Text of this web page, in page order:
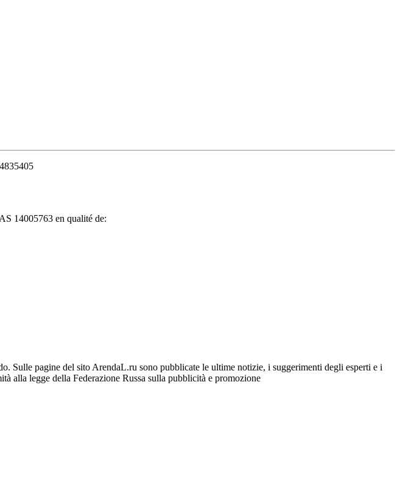
14005763 en qualité de:
pagine del sito ArendaL.ru sono pubblicate le ultime notizie, i suggerimenti degli esperti e i
alla legge della Federazione Russa sulla pubblicità e promozione